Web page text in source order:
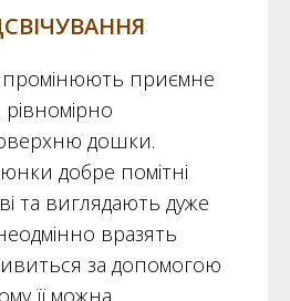
приємне
дошки.
добре помітні
та виглядають дуже
вразять
за допомогою
її можна